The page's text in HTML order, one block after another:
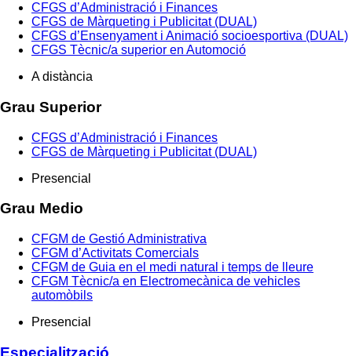
CFGS d’Administració i Finances
CFGS de Màrqueting i Publicitat (DUAL)
CFGS d’Ensenyament i Animació socioesportiva (DUAL)
CFGS Tècnic/a superior en Automoció
A distància
Grau Superior
CFGS d’Administració i Finances
CFGS de Màrqueting i Publicitat (DUAL)
Presencial
Grau Medio
CFGM de Gestió Administrativa
CFGM d’Activitats Comercials
CFGM de Guia en el medi natural i temps de lleure
CFGM Tècnic/a en Electromecànica de vehicles
automòbils
Presencial
Especialització